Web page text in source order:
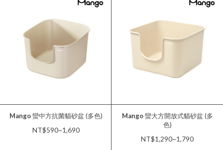
Mango蠻中方抗菌貓砂盆 (多色)
NT$590~1,690
Mango蠻大方開放式貓砂盆 (多
色)
NT$1,290~1,790